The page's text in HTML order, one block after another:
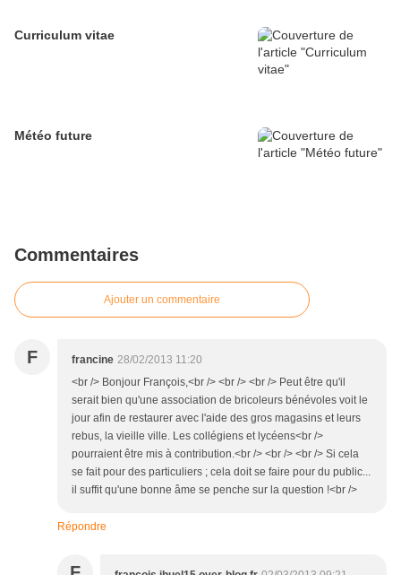
Curriculum vitae
Météo future
Commentaires
Ajouter un commentaire
F francine 28/02/2013 11:20
<br /> Bonjour François,<br /> <br /> <br /> Peut être qu'il
serait bien qu'une association de bricoleurs bénévoles voit le
jour afin de restaurer avec l'aide des gros magasins et leurs
rebus, la vieille ville. Les collégiens et lycéens<br />
pourraient être mis à contribution.<br /> <br /> <br /> Si cela
se fait pour des particuliers ; cela doit se faire pour du public...
il suffit qu'une bonne âme se penche sur la question !<br />
Répondre